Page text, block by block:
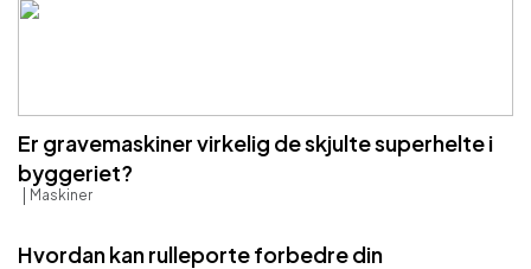
Er gravemaskiner virkelig de skjulte superhelte i
byggeriet?
Maskiner
Hvordan kan rulleporte forbedre din